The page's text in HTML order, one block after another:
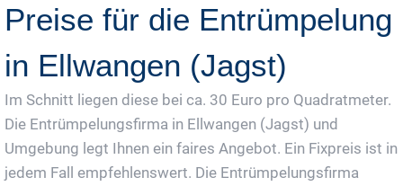
Preise für die Entrümpelung
in Ellwangen (Jagst)
Im Schnitt liegen diese bei ca. 30 Euro pro Quadratmeter.
Die Entrümpelungsfirma in Ellwangen (Jagst) und
Umgebung legt Ihnen ein faires Angebot. Ein Fixpreis ist in
jedem Fall empfehlenswert. Die Entrümpelungsfirma